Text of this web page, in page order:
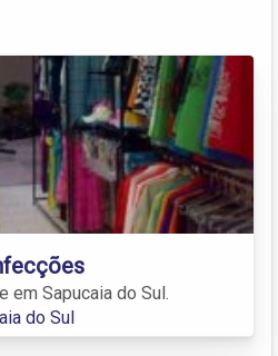
em Sapucaia do Sul.
do Sul